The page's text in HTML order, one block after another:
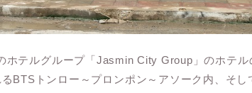
ホテルグループ「Jasmin City Group」のホテ
BTSトンロー～プロンポン～アソーク内、そ